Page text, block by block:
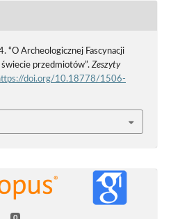
“O Archeologicznej Fascynacji
przedmiotów”. Zeszyty
doi.org/10.18778/1506-